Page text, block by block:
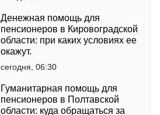
Денежная помощь для
пенсионеров в Кировоградской
области: при каких условиях ее
окажут.
сегодня, 06:30
Гуманитарная помощь для
пенсионеров в Полтавской
области: куда обращаться за